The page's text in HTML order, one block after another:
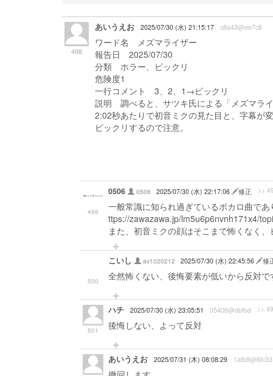
498
あいうえお 2025/07/30 (水) 21:15:17 c8a43@ee7c8
ワード名 メズマライザー
報告日 2025/07/30
分類 ホラー、ビックリ
危険度1
一行コメント 3、2、1→ビックリ
説明 調べると、サツキ氏による「メズマライ
2:02秒あたりで初音ミクの見た目と、字幕が変
ビックリするので注意。
499
0506 0506 2025/07/30 (水) 22:17:06 修正 >>
一般常識に知られ過ぎているボカロ曲で
ttps://zawazawa.jp/lm5u6p6nvnh171x4/
また、初音ミクの顔はそこまで怖くなく、
500
こいし av1020212 2025/07/30 (水) 22:45:56 修
全然怖くない、後悔要素が低いから反対で
501
ハチ 2025/07/30 (水) 23:05:51 05406@dbfbd >>
後悔しない、よって反対
あいうえお 2025/07/31 (木) 08:08:29 1afb9@6fc33